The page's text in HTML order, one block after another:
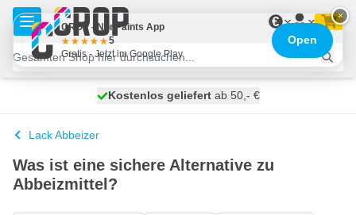
Zum Inhalt springen
€
heute versendet
Kostenlos geliefertab 50,- €
100 Tage
Lack Abbeizer
Was ist eine sichere Alternative zu
Abbeizmittel?
×
CROP - NonPaints App
5
Gratis - Jetzt im Google Play
Open